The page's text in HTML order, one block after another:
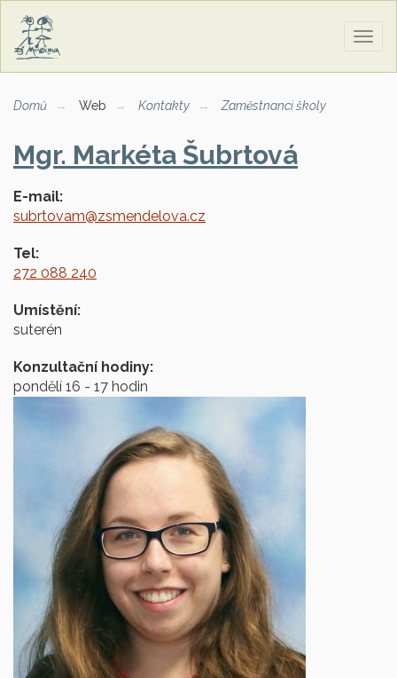
Domů Web Kontakty Zaměstnanci školy
Mgr. Markéta Šubrtová
E-mail:
subrtovam@zsmendelova.cz
Tel:
272 088 240
Umístění:
suterén
Konzultační hodiny:
pondělí 16 - 17 hodin